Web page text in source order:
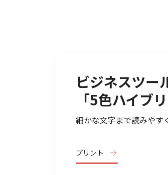
ビジネスツー
「5色ハイブ
細かな文字まで読みやす
プリント